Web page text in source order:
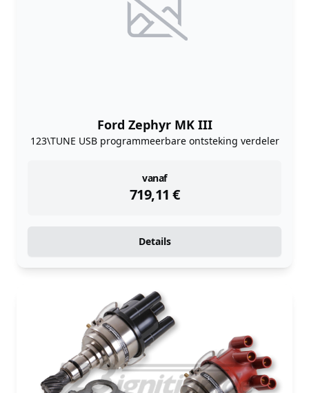
Ford Zephyr MK III
123\TUNE USB programmeerbare ontsteking verdeler
vanaf
719,11 €
instock
Details